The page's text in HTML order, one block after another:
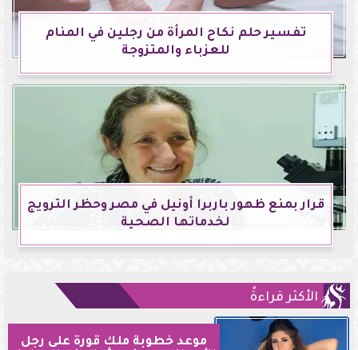
تفسير حلم نكاح المرأة من رجلين في المنام
للعزباء والمتزوجة
قرار بمنع ظهور باربرا أونيل في مصر وحظر الترويج
لخدماتها الصحية
الأكثر قراءةً
موعد خطوبة ملك قورة على رجل